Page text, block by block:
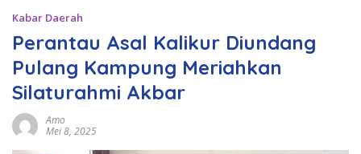
Kabar Daerah
Perantau Asal Kalikur Diundang
Pulang Kampung Meriahkan
Silaturahmi Akbar
Amo
Mei 8, 2025